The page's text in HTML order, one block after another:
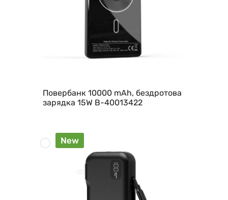
Повербанк 10000 mAh, бездротова
зарядка 15W B-40013422
New